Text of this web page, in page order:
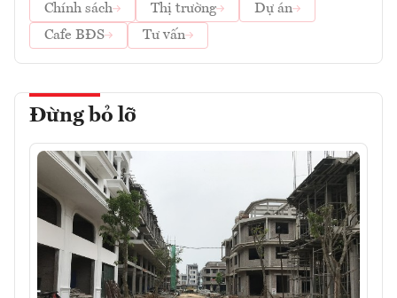
Chính sách
Thị trường
Dự án
Cafe BĐS
Tư vấn
Đừng bỏ lỡ